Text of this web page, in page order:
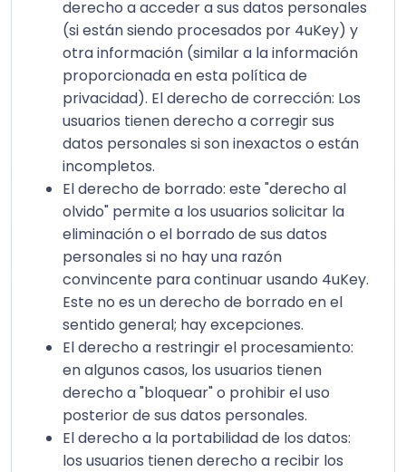
derecho a acceder a sus datos personales
(si están siendo procesados por 4uKey) y
otra información (similar a la información
proporcionada en esta política de
privacidad). El derecho de corrección: Los
usuarios tienen derecho a corregir sus
datos personales si son inexactos o están
incompletos.
El derecho de borrado: este "derecho al
olvido" permite a los usuarios solicitar la
eliminación o el borrado de sus datos
personales si no hay una razón
convincente para continuar usando 4uKey.
Este no es un derecho de borrado en el
sentido general; hay excepciones.
El derecho a restringir el procesamiento:
en algunos casos, los usuarios tienen
derecho a "bloquear" o prohibir el uso
posterior de sus datos personales.
El derecho a la portabilidad de los datos:
los usuarios tienen derecho a recibir los